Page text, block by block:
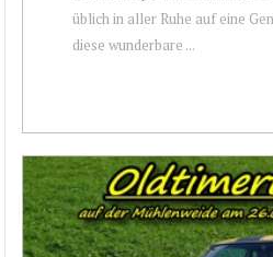
üblich in aller Ruhe auf eine
diese wunderbare ...